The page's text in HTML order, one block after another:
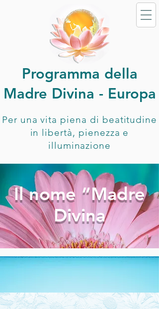
Programma della
Madre Divina - Europa
Per una vita piena di beatitudine
in libertà, pienezza e
illuminazione
Il nome “Madre
Divina